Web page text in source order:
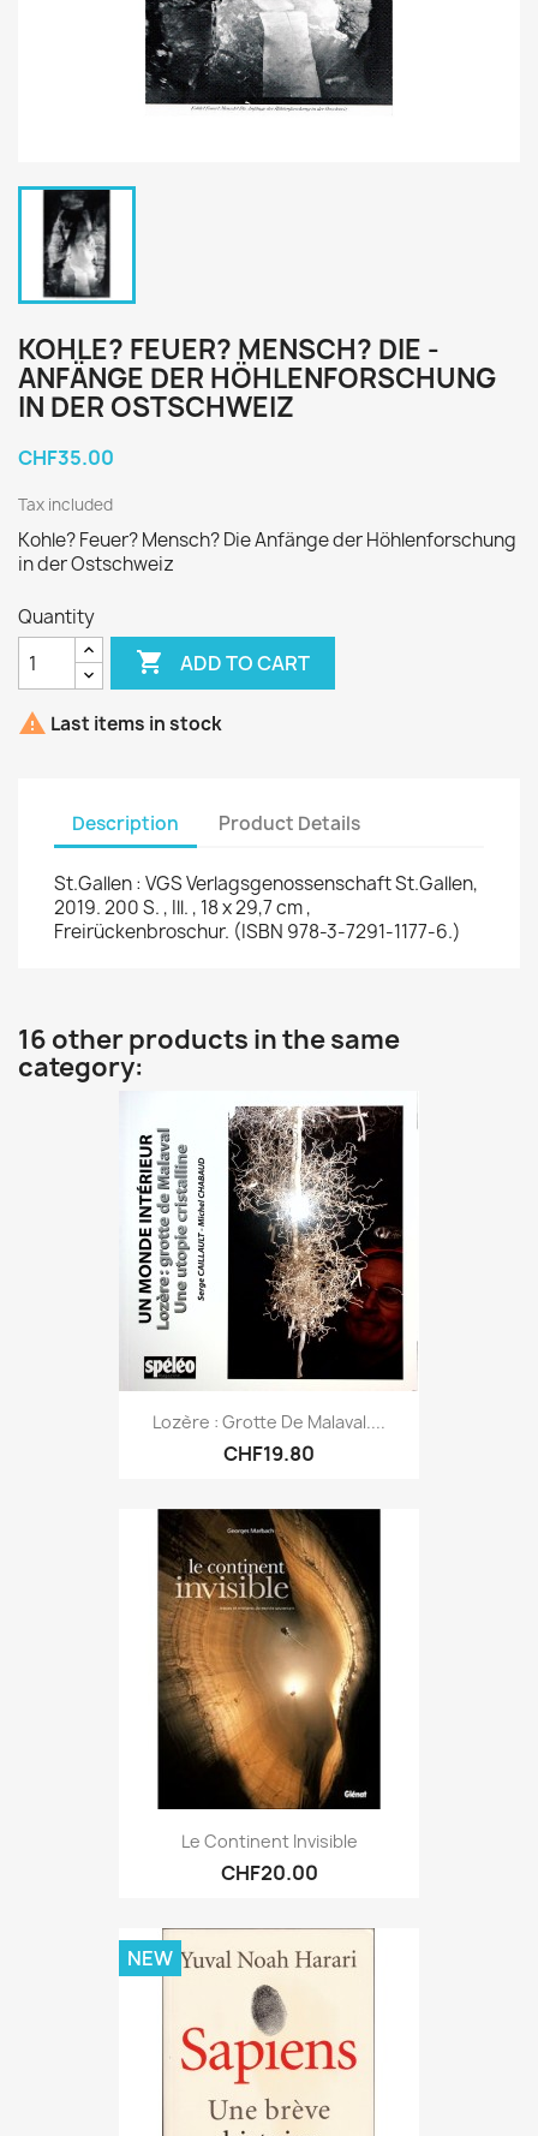
KOHLE? FEUER? MENSCH? DIE ­
ANFÄNGE DER HÖHLENFORSCHUNG
IN DER OSTSCHWEIZ
CHF35.00
Tax included
Kohle? Feuer? Mensch? Die ­Anfänge der Höhlenforschung
in der Ostschweiz
Quantity
 ADD TO CART
 Last items in stock
Description Product Details
St.Gallen : VGS Verlagsgenossenschaft St.Gallen,
2019. 200 S. , Ill. , 18 x 29,7 cm ,
Freirückenbroschur. (ISBN 978-3-7291-1177-6.)
16 other products in the same
category:
Lozère : Grotte De Malaval....
CHF19.80
Le Continent Invisible
CHF20.00
NEW